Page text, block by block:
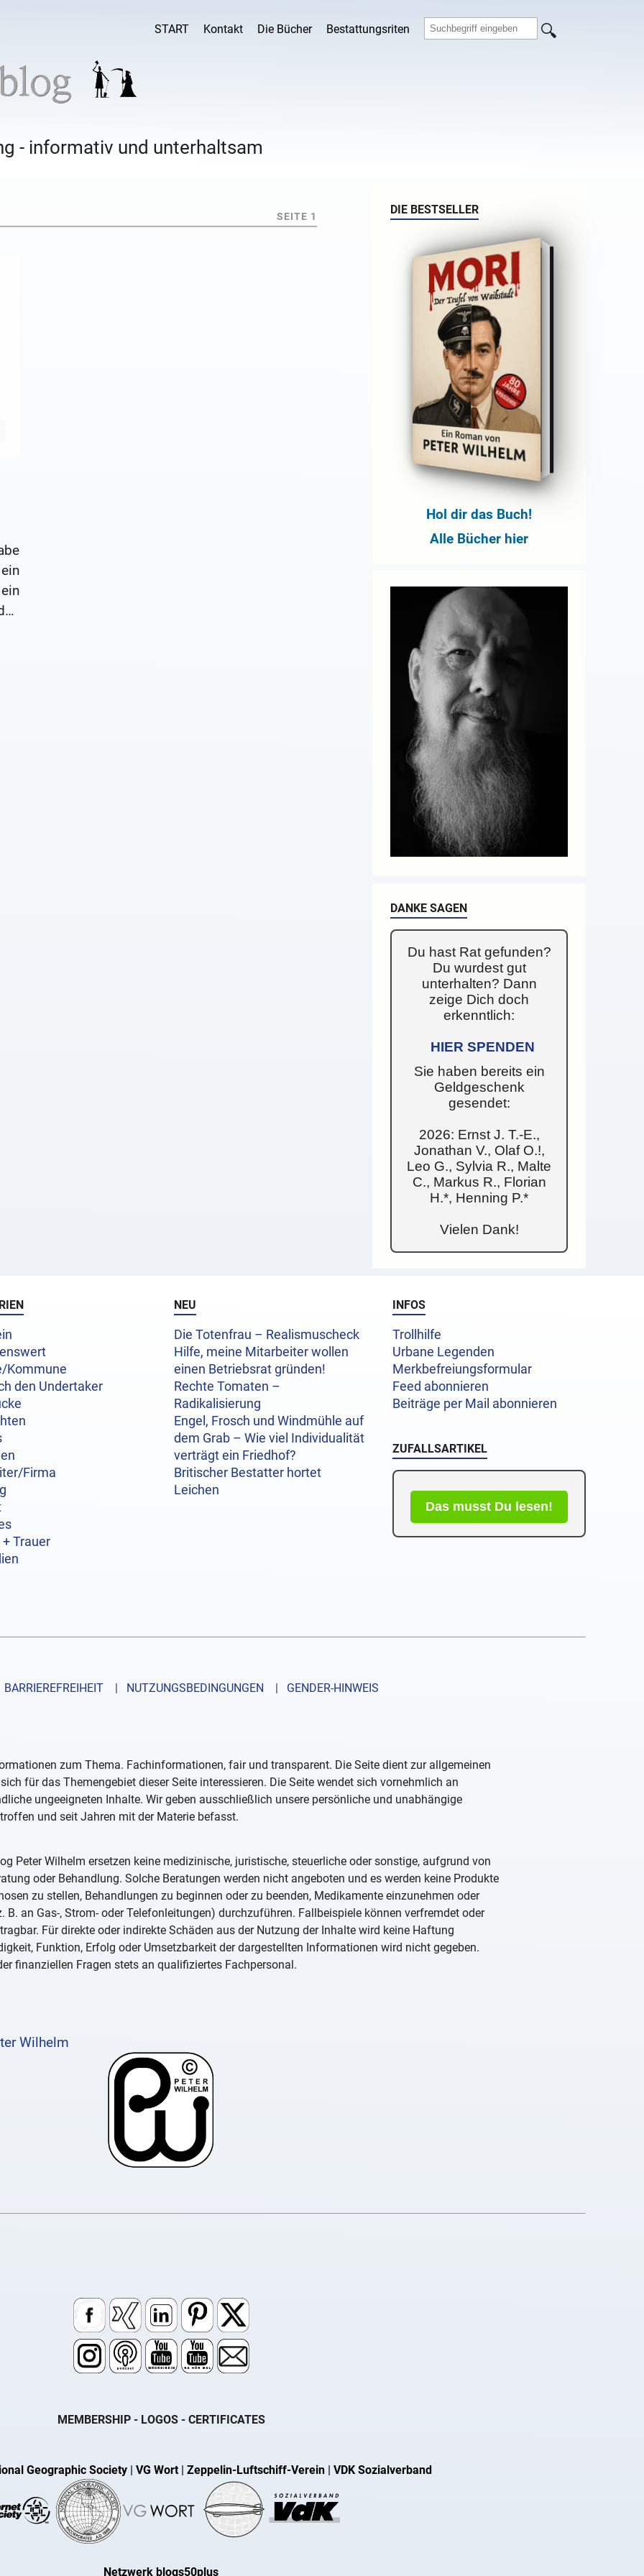
START Kontakt Die Bücher Bestattungsriten
- informativ und unterhaltsam
SEITE 1
DIE BESTSELLER
Hol dir das Buch!
Alle Bücher hier
DANKE SAGEN
Du hast Rat gefunden?
Du wurdest gut
unterhalten? Dann
zeige Dich doch
erkenntlich:
HIER SPENDEN
Sie haben bereits ein
Geldgeschenk
gesendet:
2026: Ernst J. T.-E.,
Jonathan V., Olaf O.!,
Leo G., Sylvia R., Malte
C., Markus R., Florian
H.*, Henning P.*
Vielen Dank!
Kommune
den Undertaker
Firma
Trauer
NEU
Die Totenfrau – Realismuscheck
Hilfe, meine Mitarbeiter wollen
einen Betriebsrat gründen!
Rechte Tomaten –
Radikalisierung
Engel, Frosch und Windmühle auf
dem Grab – Wie viel Individualität
verträgt ein Friedhof?
Britischer Bestatter hortet
Leichen
INFOS
Trollhilfe
Urbane Legenden
Merkbefreiungsformular
Feed abonnieren
Beiträge per Mail abonnieren
ZUFALLSARTIKEL
Das musst Du lesen!
| NUTZUNGSBEDINGUNGEN | GENDER-HINWEIS
zum Thema. Fachinformationen, fair und transparent. Die Seite dient zur allgemeinen
für das Themengebiet dieser Seite interessieren. Die Seite wendet sich vornehmlich an
ungeeigneten Inhalte. Wir geben ausschließlich unsere persönliche und unabhängige
und seit Jahren mit der Materie befasst.
Peter Wilhelm ersetzen keine medizinische, juristische, steuerliche oder sonstige, aufgrund von
oder Behandlung. Solche Beratungen werden nicht angeboten und es werden keine Produkte
zu stellen, Behandlungen zu beginnen oder zu beenden, Medikamente einzunehmen oder
an Gas-, Strom- oder Telefonleitungen) durchzuführen. Fallbeispiele können verfremdet oder
Für direkte oder indirekte Schäden aus der Nutzung der Inhalte wird keine Haftung
Funktion, Erfolg oder Umsetzbarkeit der dargestellten Informationen wird nicht gegeben.
finanziellen Fragen stets an qualifiziertes Fachpersonal.
Wilhelm
MEMBERSHIP - LOGOS - CERTIFICATES
Geographic Society | VG Wort| Zeppelin-Luftschiff-Verein | VDK Sozialverband
Netzwerk blogs50plus